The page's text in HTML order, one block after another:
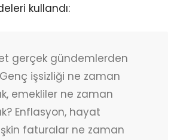
kullandı:
gerçek gündemlerden
işsizliği ne zaman
emekliler ne zaman
Enflasyon, hayat
faturalar ne zaman